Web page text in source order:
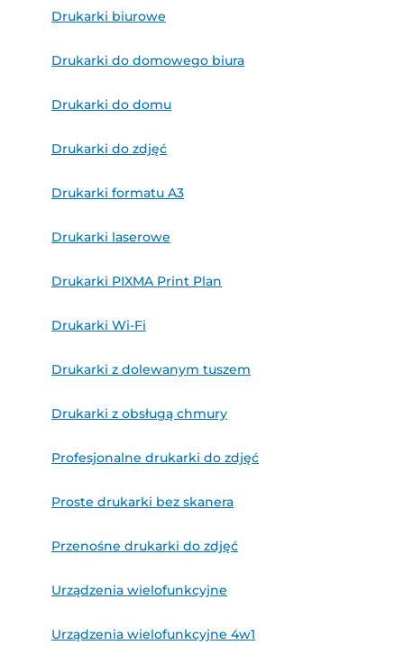
Drukarki biurowe
Drukarki do domowego biura
Drukarki do domu
Drukarki do zdjęć
Drukarki formatu A3
Drukarki laserowe
Drukarki PIXMA Print Plan
Drukarki Wi-Fi
Drukarki z dolewanym tuszem
Drukarki z obsługą chmury
Profesjonalne drukarki do zdjęć
Proste drukarki bez skanera
Przenośne drukarki do zdjęć
Urządzenia wielofunkcyjne
Urządzenia wielofunkcyjne 4w1